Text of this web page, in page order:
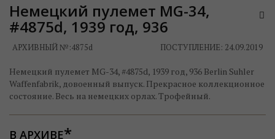
Немецкий пулемет MG-34,
#4875d, 1939 год, 936
АРХИВНЫЙ №:4875d ПОСТУПЛЕНИЕ: 24.09.2019
Немецкий пулемет MG-34, #4875d, 1939 год, 936 Berlin Suhler
Waffenfabrik, довоенный выпуск. Прекрасное коллекционное
состояние. Весь на немецких орлах. Трофейный.
В АРХИВЕ